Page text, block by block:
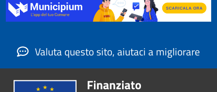
Valuta questo sito, aiutaci a migliorare